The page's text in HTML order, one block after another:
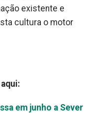
existente e
cultura o motor
em junho a Sever